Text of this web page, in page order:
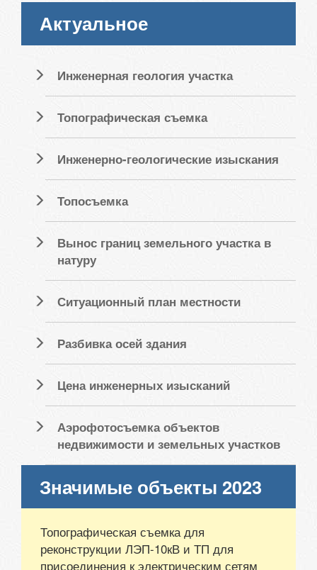
Актуальное
Инженерная геология участка
Топографическая съемка
Инженерно-геологические изыскания
Топосъемка
Вынос границ земельного участка в
натуру
Ситуационный план местности
Разбивка осей здания
Цена инженерных изысканий
Аэрофотосъемка объектов
недвижимости и земельных участков
Значимые объекты 2023
Топографическая съемка для
реконструкции ЛЭП-10кВ и ТП для
присоединения к электрическим сетям